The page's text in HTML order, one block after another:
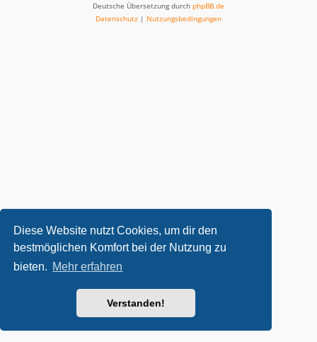
Diese Website nutzt Cookies, um dir den
bestmöglichen Komfort bei der Nutzung zu
bieten. Mehr erfahren
Verstanden!
Deutsche Übersetzung durch phpBB.de
Datenschutz | Nutzungsbedingungen